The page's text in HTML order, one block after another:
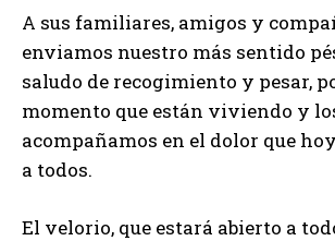
A sus familiares, amigos y
enviamos nuestro más sentido
saludo de recogimiento y pesar,
momento que están viviendo y
acompañamos en el dolor que
a todos.
El velorio, que estará abierto a